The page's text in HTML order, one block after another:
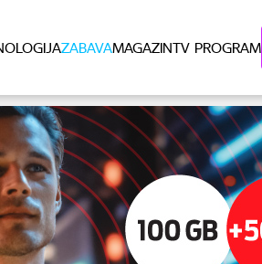
ZABAVAMAGAZINTV PROGRAM